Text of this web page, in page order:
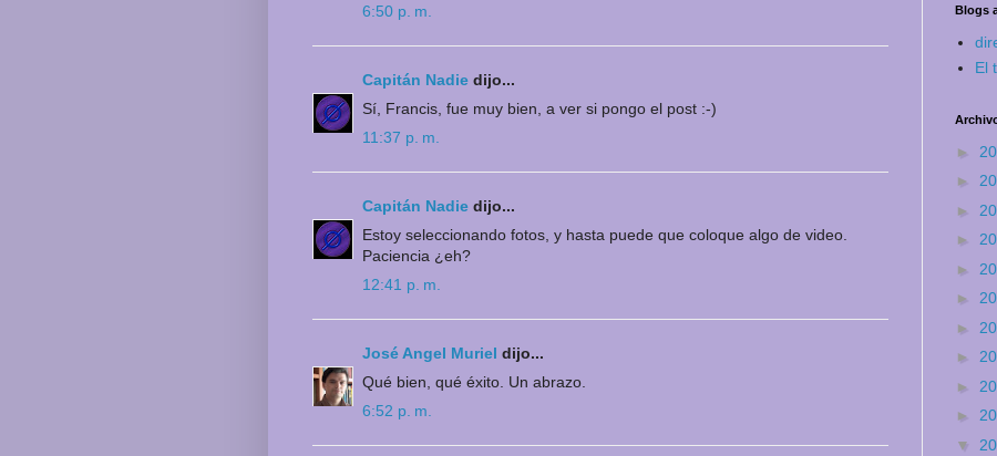
6:50 p. m.
Capitán Nadie dijo...
Sí, Francis, fue muy bien, a ver si pongo el post :-)
11:37 p. m.
Capitán Nadie dijo...
Estoy seleccionando fotos, y hasta puede que coloque algo de video.
Paciencia ¿eh?
12:41 p. m.
José Angel Muriel dijo...
Qué bien, qué éxito. Un abrazo.
6:52 p. m.
Blogs
El
►
►
►
►
►
►
►
►
►
►
▼